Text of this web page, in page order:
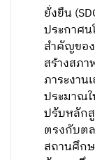
ยั่งยืน
ประกาศน
สำคัญขอ
สร้างสภ
ภาระงาน
ประมาณใ
ปรับหลัก
ตรงกับต
สถานศึก